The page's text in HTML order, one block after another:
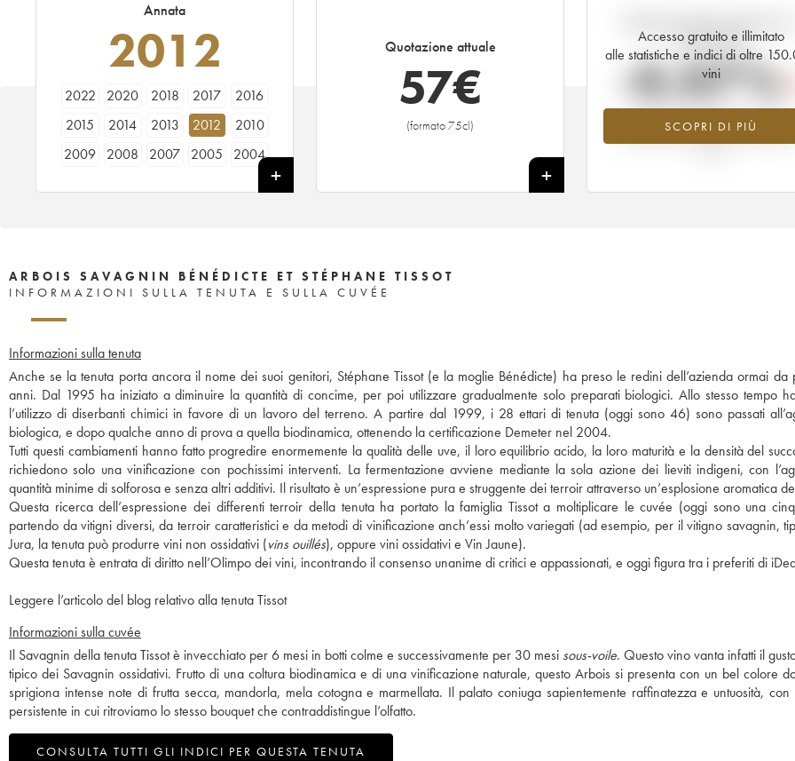
Annata
2012
2022 2020 2018 2017
2016
2015
2014 2013 2012
2010
2009
2008 2007 2005
2004
Quotazione attuale
57€
(formato 75cl)
+
Accesso gratuito e illimitato
alle statistiche e indici di oltre
vini
SCOPRI DI PIÙ
tempo reale
-0.07%
Tendenza al ribasso per il valore
dell'annata 2012 nel 2026 rispetto
ARBOIS SAVAGNIN BÉNÉDICTE ET STÉPHANE TISSOT
INFORMAZIONI SULLA TENUTA E SULLA CUVÉE
Informazioni sulla tenuta
Anche se la tenuta porta ancora il nome dei suoi genitori, Stéphane Tissot (e la moglie Bénédicte) ha preso le redini dell’azienda ormai
anni. Dal 1995 ha iniziato a diminuire la quantità di concime, per poi utilizzare gradualmente solo preparati biologici. Allo stesso tempo
l’utilizzo di diserbanti chimici in favore di un lavoro del terreno. A partire dal 1999, i 28 ettari di tenuta (oggi sono 46) sono passati
biologica, e dopo qualche anno di prova a quella biodinamica, ottenendo la certificazione Demeter nel 2004.
Tutti questi cambiamenti hanno fatto progredire enormemente la qualità delle uve, il loro equilibrio acido, la loro maturità e la densità del
richiedono solo una vinificazione con pochissimi interventi. La fermentazione avviene mediante la sola azione dei lieviti indigeni, con
quantità minime di solforosa e senza altri additivi. Il risultato è un’espressione pura e struggente dei terroir attraverso un’esplosione aromatica
Questa ricerca dell’espressione dei differenti terroir della tenuta ha portato la famiglia Tissot a moltiplicare le cuvée (oggi sono una
partendo da vitigni diversi, da terroir caratteristici e da metodi di vinificazione anch’essi molto variegati (ad esempio, per il vitigno savagnin,
Jura, la tenuta può produrre vini non ossidativi (vins ouillés), oppure vini ossidativi e Vin Jaune).
Questa tenuta è entrata di diritto nell’Olimpo dei vini, incontrando il consenso unanime di critici e appassionati, e oggi figura tra i preferiti di
Leggere l’articolo del blog relativo alla tenuta Tissot
Informazioni sulla cuvée
Il Savagnin della tenuta Tissot è invecchiato per 6 mesi in botti colme e successivamente per 30 mesi sous-voile. Questo vino vanta infatti il
tipico dei Savagnin ossidativi. Frutto di una coltura biodinamica e di una vinificazione naturale, questo Arbois si presenta con un bel colore
sprigiona intense note di frutta secca, mandorla, mela cotogna e marmellata. Il palato coniuga sapientemente raffinatezza e untuosità,
persistente in cui ritroviamo lo stesso bouquet che contraddistingue l’olfatto.
CONSULTA TUTTI GLI INDICI PER QUESTA TENUTA